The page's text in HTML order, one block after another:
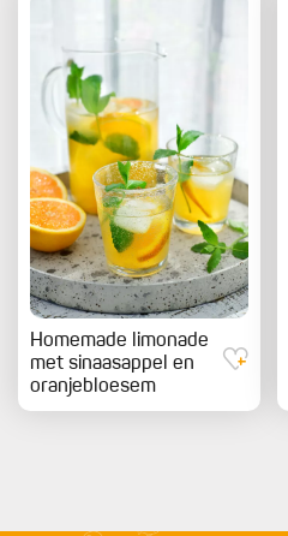
Homemade limonade
met sinaasappel en
oranjebloesem